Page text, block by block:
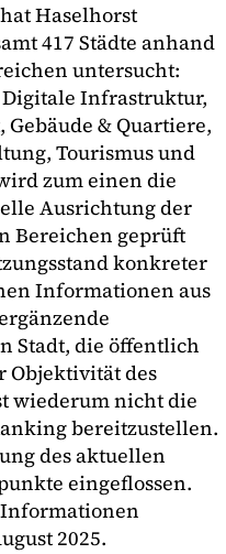
Haselhorst
417 Städte anhand
untersucht:
Digitale Infrastruktur,
& Quartiere,
Tourismus und
zum einen die
Ausrichtung der
Bereichen geprüft
konkreter
Informationen aus
Stadt, die öffentlich
Objektivität des
wiederum nicht die
bereitzustellen.
des aktuellen
eingeflossen.
2025.